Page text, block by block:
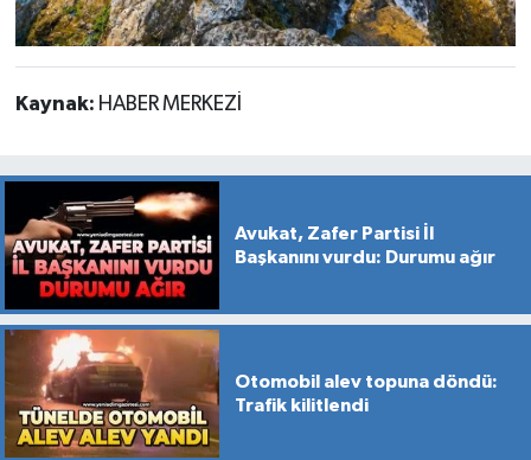
Kaynak: HABER MERKEZİ
Avukat, Zafer Partisi İl
Başkanını vurdu: Durumu ağır
Otomobil alev topuna döndü:
Trafik kilitlendi